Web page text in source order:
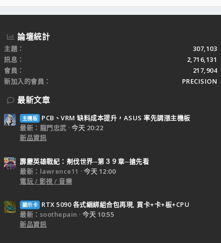
S
論壇統計
主題
307,103
訊息
2,716,131
會員
217,904
新加入的會員
PRECISION
最新文章
主機板
PCB、VRM 缺料成本提升，ASUS 率先調漲主機板
最新：龍門忠武
今天 20:22
新品資訊
霹靂英雄戰紀：刜伐世界─第３９章─搶先看
最新：lawrence11
今天 12:00
電玩 / 影視 / 音樂
顯示卡
RTX 5090 各式綑綁組合包再現, 買卡+卡+板+CPU
最新：soothepain
今天 10:55
新品資訊